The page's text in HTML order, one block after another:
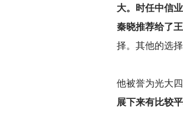
大。时任中信
秦晓推荐给了王
择。其他的选
他被誉为光大
展下来有比较